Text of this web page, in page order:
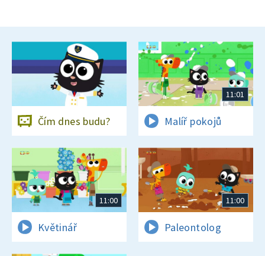
Čím dnes budu?
11:01
Malíř pokojů
11:00
Květinář
11:00
Paleontolog